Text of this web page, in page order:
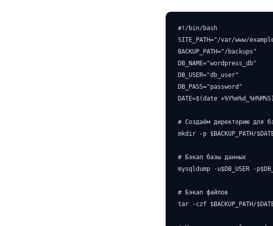
#!/bin/bash
SITE_PATH="/var/www/
BACKUP_PATH="/backups"
DB_NAME="wordpress_db"
DB_USER="db_user"
DB_PASS="password"
DATE=$(date +%Y%m%d_%H%M%S)
# Создаём директорию для
mkdir -p $BACKUP_PATH/
# Бэкап базы данных
mysqldump -u$DB_USER -
# Бэкап файлов
tar -czf $BACKUP_PATH/